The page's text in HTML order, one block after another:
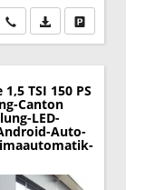
Wir rufen Sie an
PDF-Datei,Drucken,
TSI 150 PS
Canton
LED-
Auto-